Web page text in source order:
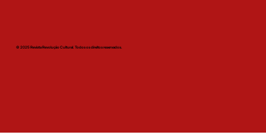
© 2025 Revista Revolução Cultural. Todos os direitos reservados.